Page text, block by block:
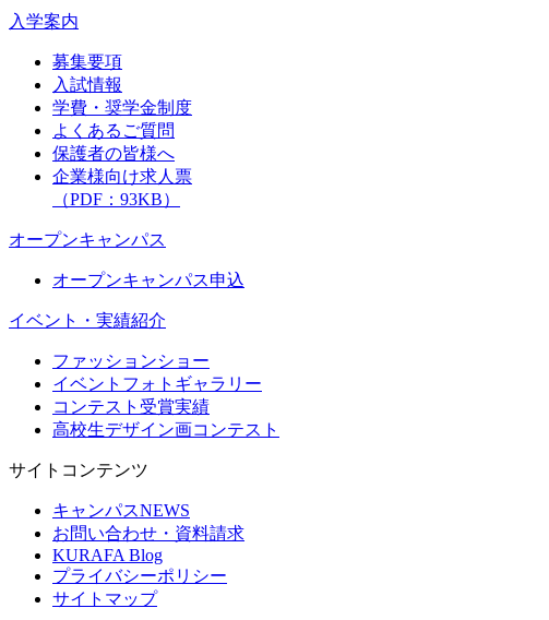
入学案内
募集要項
入試情報
学費・奨学金制度
よくあるご質問
保護者の皆様へ
企業様向け求人票
（PDF：93KB）
オープンキャンパス
オープンキャンパス申込
イベント・実績紹介
ファッションショー
イベントフォトギャラリー
コンテスト受賞実績
高校生デザイン画コンテスト
サイトコンテンツ
キャンパスNEWS
お問い合わせ・資料請求
KURAFA Blog
プライバシーポリシー
サイトマップ